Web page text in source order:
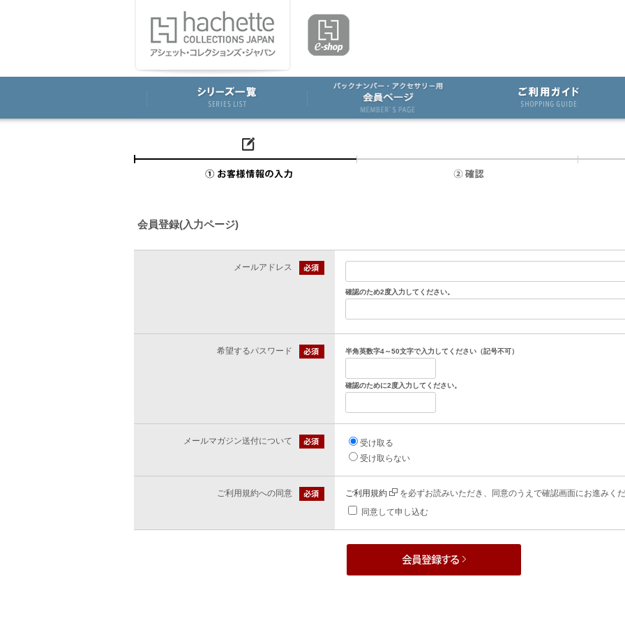
会員登録(入力ページ)
メールアドレス
確認のため2度入力してください。
希望するパスワード 半角英数字4～50文字で入力してください（記号不可）
確認のために2度入力してください。
メールマガジン送付について
受け取る
受け取らない
ご利用規約への同意 ご利用規約
を必ずお読みいただき、同意のうえで確認画面にお進みく
同意して申し込む